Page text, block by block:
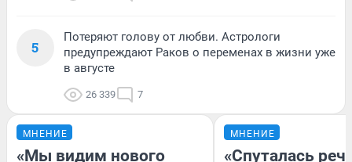
5
Потеряют голову от любви. Астрологи
предупреждают Раков о переменах в жизни уже
в августе
26 339 7
МНЕНИЕ
«Мы видим нового
МНЕНИЕ
«Спуталась